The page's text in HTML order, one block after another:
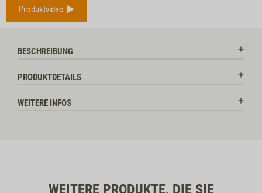
Produktvideo
BESCHREIBUNG
PRODUKTDETAILS
WEITERE INFOS
WEITERE PRODUKTE, DIE SIE